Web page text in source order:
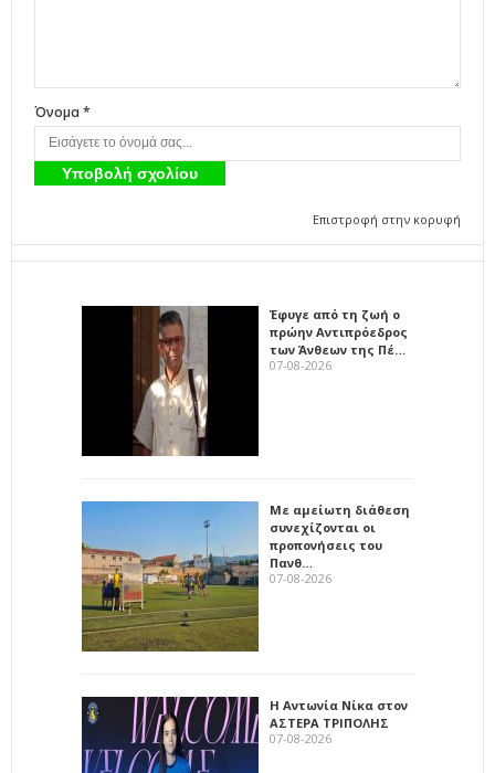
Όνομα *
Επιστροφή στην κορυφή
Έφυγε από τη ζωή ο
πρώην Αντιπρόεδρος
των Άνθεων της Πέ…
07-08-2026
Με αμείωτη διάθεση
συνεχίζονται οι
προπονήσεις του
Πανθ…
07-08-2026
Η Αντωνία Νίκα στον
ΑΣΤΕΡΑ ΤΡΙΠΟΛΗΣ
07-08-2026